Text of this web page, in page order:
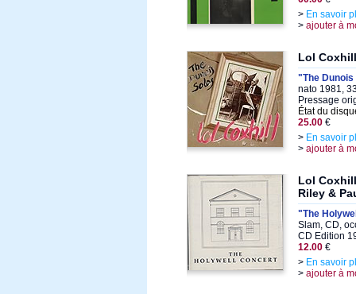
> En savoir
> ajouter à
Lol Coxhill
"The
nato 1981,
Pressage
État du
25.00 €
> En savoir
> ajouter à
Lol
Riley &
"The
Slam, CD,
CD Edition
12.00 €
> En savoir
> ajouter à